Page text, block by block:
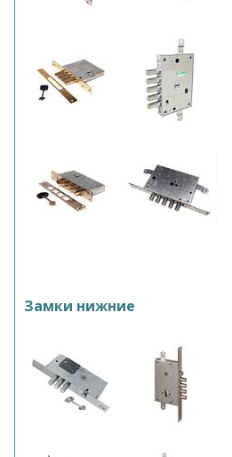
Замки нижние